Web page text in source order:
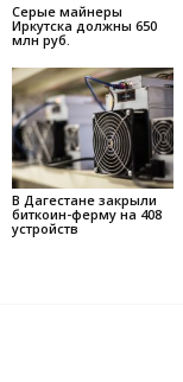
Серые майнеры
Иркутска должны 650
млн руб.
В Дагестане закрыли
биткоин-ферму на 408
устройств